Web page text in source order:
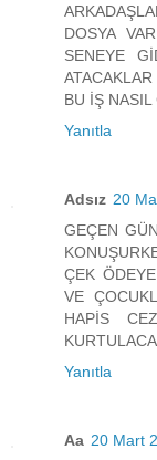
DOSYA
SENEYE
BU İŞ
Yanıtla
Adsız 20
GEÇEN
ÇEK
VE
HAPİS
Yanıtla
Aa 20 Mart